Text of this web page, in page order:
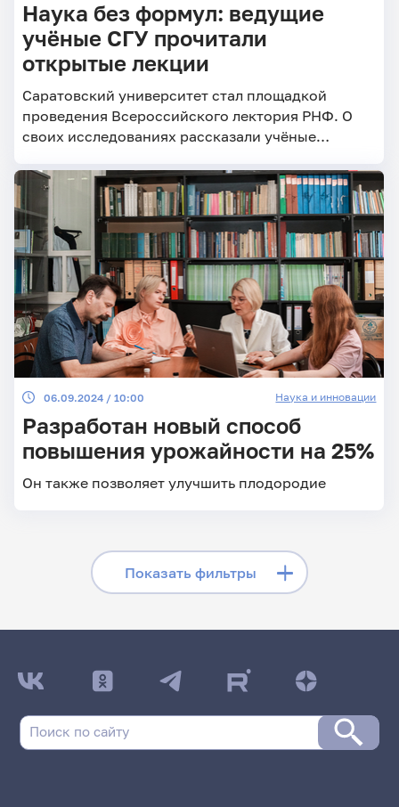
Наука без формул: ведущие
учёные СГУ прочитали
открытые лекции
Саратовский университет стал площадкой
проведения Всероссийского лектория РНФ. О
своих исследованиях рассказали учёные
06.09.2024 / 10:00 Наука и инновации
Разработан новый способ
повышения урожайности на 25%
Он также позволяет улучшить плодородие
Показать фильтры
Скрыть фильтры
Поиск по рубрикам